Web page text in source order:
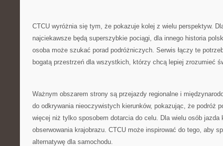
CTCU wyróżnia się tym, że pokazuje kolej z wielu perspektyw.
najciekawsze będą superszybkie pociągi, dla innego historia
osoba może szukać porad podróżniczych. Serwis łączy te
bogatą przestrzeń dla wszystkich, którzy chcą lepiej zrozumieć
Ważnym obszarem strony są przejazdy regionalne i
do odkrywania nieoczywistych kierunków, pokazując, że podróż
więcej niż tylko sposobem dotarcia do celu. Dla wielu osób jazda
obserwowania krajobrazu. CTCU może inspirować do tego, aby
alternatywę dla samochodu.